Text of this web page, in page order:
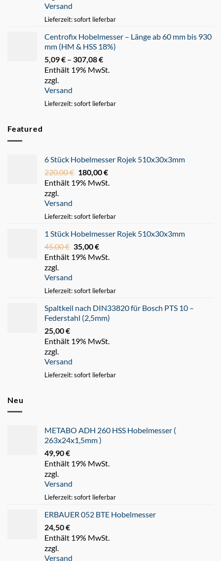
Versand
Lieferzeit: sofort lieferbar
Centrofix Hobelmesser – Länge ab 60 mm bis 930
mm (HM & HSS 18%)
5,09€ – 307,08€
5,09 €
Enthält 19% MwSt.
zzgl.
Versand
Lieferzeit: sofort lieferbar
Featured
6 Stück Hobelmesser Rojek 510x30x3mm
220,00€ Ursprünglicher
Preis
180,00€Aktueller
Preis
Enthält 19% MwSt.
zzgl.
Versand
Lieferzeit: sofort lieferbar
1 Stück Hobelmesser Rojek 510x30x3mm
45,00€ Ursprünglicher
Preis
35,00€Aktueller
Preis
Enthält 19% MwSt.
zzgl.
Versand
Lieferzeit: sofort lieferbar
Spaltkeil nach DIN33820 für Bosch PTS 10 –
Federstahl (2,5mm)
25,00€
Enthält 19% MwSt.
zzgl.
Versand
Lieferzeit: sofort lieferbar
Neu
METABO ADH 260 HSS Hobelmesser (
263x24x1,5mm )
49,90€
Enthält 19% MwSt.
zzgl.
Versand
Lieferzeit: sofort lieferbar
ERBAUER 052 BTE Hobelmesser
24,50€
Enthält 19% MwSt.
zzgl.
Versand